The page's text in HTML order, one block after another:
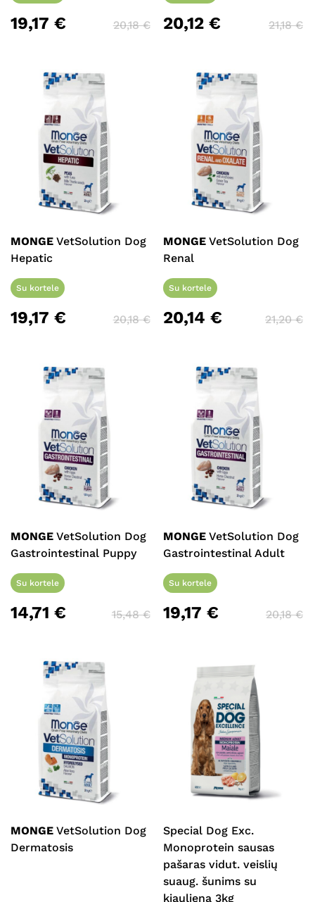
19,17 € 20,18€ 20,12€ 21,18€
MONGE VetSolution Dog
Hepatic
Su kortele
19,17 € 20,18€
MONGE VetSolution Dog
Renal
Su kortele
20,14€ 21,20€
MONGE VetSolution Dog
Gastrointestinal Puppy
Su kortele
14,71 € 15,48€
MONGE VetSolution Dog
Gastrointestinal Adult
Su kortele
19,17€ 20,18€
MONGE VetSolution Dog
Dermatosis
Special Dog Exc.
Monoprotein sausas
pašaras vidut. veislių
suaug. šunims su
kiauliena 3kg